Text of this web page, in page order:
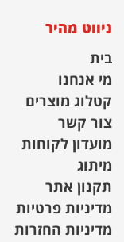
ניווט מהיר
בית
מי אנחנו
קטלוג מוצרים
צור קשר
מועדון לקוחות
מיתוג
תקנון אתר
מדיניות פרטיות
מדיניות החזרות